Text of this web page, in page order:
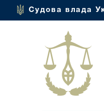
Судова влада